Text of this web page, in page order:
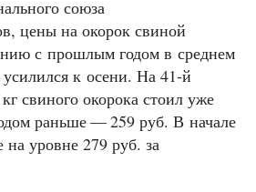
союза
цены на окорок свиной
с прошлым годом в среднем
к осени. На 41‑й
свиного окорока стоил уже
раньше — 259 руб. В начале
уровне 279 руб. за